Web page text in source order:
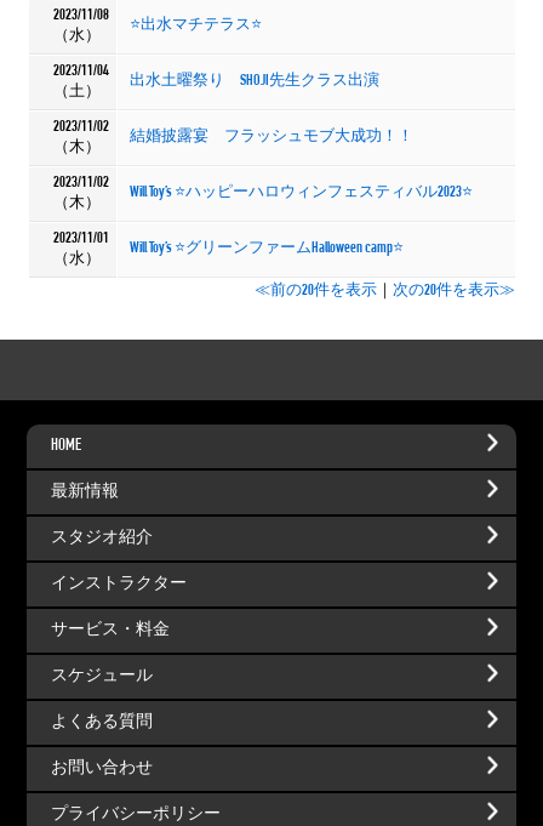
2023/11/08
（水）
⭐️出水マチテラス⭐️
2023/11/04
（土）
出水土曜祭り SHOJI先生クラス出演
2023/11/02
（木）
結婚披露宴 フラッシュモブ大成功！！
2023/11/02
（木）
Will Toy’s ⭐️ハッピーハロウィンフェスティバル2023⭐️
2023/11/01
（水）
Will Toy’s ⭐️グリーンファームHalloween camp⭐️
≪前の20件を表示｜ 次の20件を表示≫
HOME
最新情報
スタジオ紹介
インストラクター
サービス・料金
スケジュール
よくある質問
お問い合わせ
プライバシーポリシー